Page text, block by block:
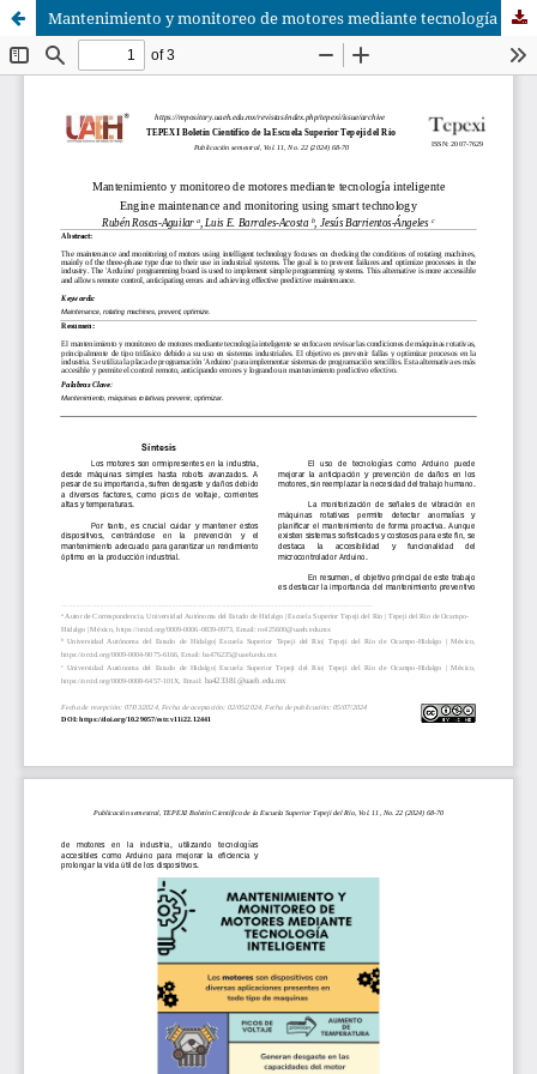
Mantenimiento y monitoreo de motores mediante tecnología inteligente